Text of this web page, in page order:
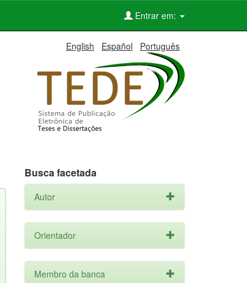
Entrar em:
English Español Português
Busca facetada
Autor
Orientador
Membro da banca